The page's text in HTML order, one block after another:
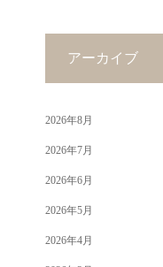
アーカイブ
2026年8月
2026年7月
2026年6月
2026年5月
2026年4月